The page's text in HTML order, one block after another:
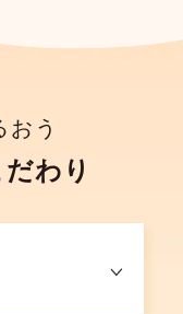
う
わり